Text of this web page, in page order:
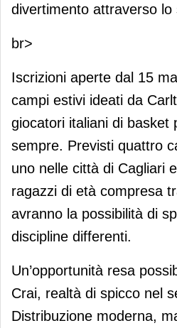
divertimento attraverso lo
br>
Iscrizioni aperte dal 15
campi estivi ideati da
giocatori italiani di basket
sempre. Previsti quattro
uno nelle città di Cagliari
ragazzi di età compresa
avranno la possibilità di
discipline differenti.
Un’opportunità resa
Crai, realtà di spicco nel
Distribuzione moderna,